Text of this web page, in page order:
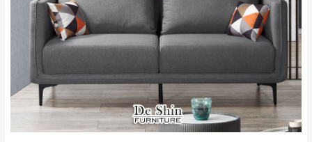
＊A108產品另收運費
新北
石門、林口 下福
里、新店山區、三
峽山區、石碇、坪
林、福隆、淡水山
區、北投湖山路、
深坑山區
$ 9,000以上：免
地型限制(山區、鄉、鎮、村)、樓梯太小、無
法搬運上樓等因素，導致無法配送，本公司
保護物流人員的工作安全，賣家無提供吊掛
服務，若需以吊車或其他的吊掛方式吊運，
費用將由買方自行支付。
因大型傢俱有組裝、配送的問題，並非一般